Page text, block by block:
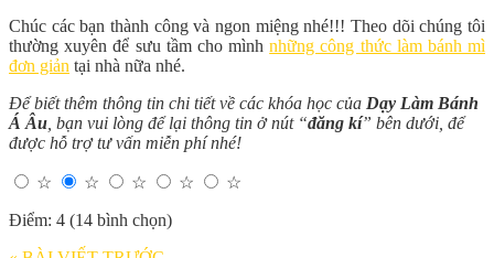
Chúc các bạn thành công và ngon miệng nhé!!! Theo dõi chúng tôi
thường xuyên để sưu tầm cho mìnhnhững công thức làm bánh mì
đơn giản tại nhà nữa nhé.
Để biết thêm thông tin chi tiết về các khóa học của Dạy Làm Bánh
Á Âu, bạn vui lòng để lại thông tin ở nút “đăng kí” bên dưới, để
được hỗ trợ tư vấn miễn phí nhé!
☆ ☆ ☆ ☆
☆
Điểm: 4 (14 bình chọn)